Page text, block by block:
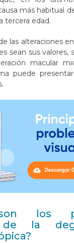
más habitual
tercera edad.
las alteraciones
sean sus valores,
macular
puede
los
la